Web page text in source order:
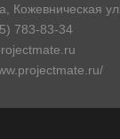
Кожевническая
783-83-34